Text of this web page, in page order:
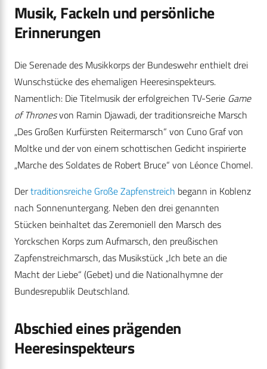
Musik, Fackeln und persönliche
Erinnerungen
Die Serenade des Musikkorps der Bundeswehr enthielt drei
Wunschstücke des ehemaligen Heeresinspekteurs.
Namentlich: Die Titelmusik der erfolgreichen TV-Serie Game
of Thronesvon Ramin Djawadi,der traditionsreiche Marsch
„Des Großen Kurfürsten Reitermarsch“ von Cuno Graf von
Moltke und der von einem schottischen Gedicht inspirierte
„Marche des Soldates de Robert Bruce“ von Léonce Chomel.
Dertraditionsreiche Große Zapfenstreich begann in Koblenz
nach Sonnenuntergang. Neben den drei genannten
Stücken beinhaltet das Zeremoniell den Marsch des
Yorckschen Korps zum Aufmarsch, den preußischen
Zapfenstreichmarsch, das Musikstück „Ich bete an die
Macht der Liebe“ (Gebet) und die Nationalhymne der
Bundesrepublik Deutschland.
Abschied eines prägenden
Heeresinspekteurs